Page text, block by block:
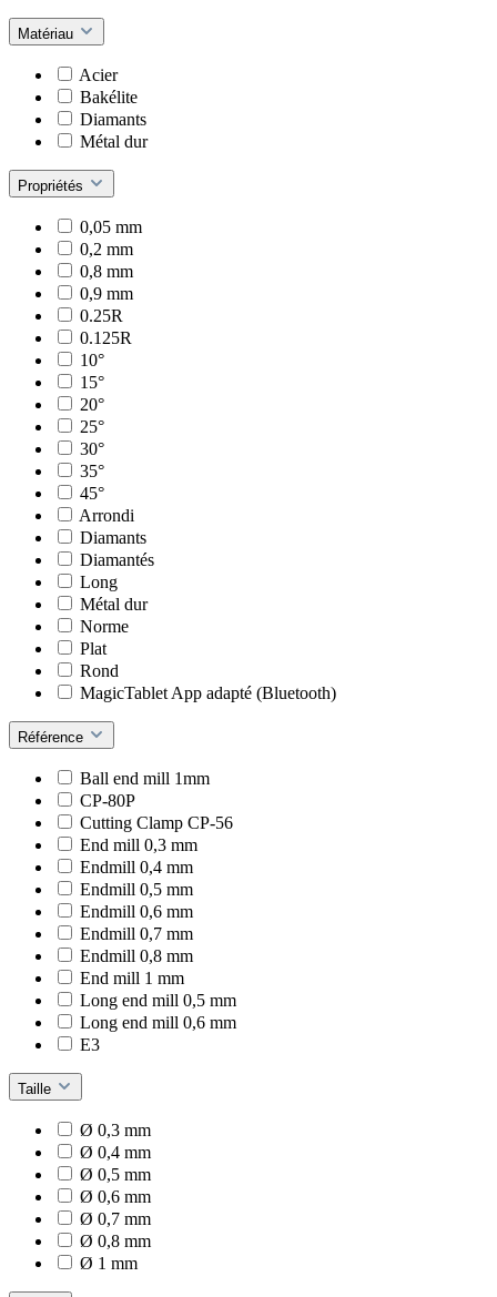
Matériau
Acier
Bakélite
Diamants
Métal dur
Propriétés
0,05 mm
0,2 mm
0,8 mm
0,9 mm
0.25R
0.125R
10°
15°
20°
25°
30°
35°
45°
Arrondi
Diamants
Diamantés
Long
Métal dur
Norme
Plat
Rond
MagicTablet App adapté (Bluetooth)
Référence
Ball end mill 1mm
CP-80P
Cutting Clamp CP-56
End mill 0,3 mm
Endmill 0,4 mm
Endmill 0,5 mm
Endmill 0,6 mm
Endmill 0,7 mm
Endmill 0,8 mm
End mill 1 mm
Long end mill 0,5 mm
Long end mill 0,6 mm
E3
Taille
Ø 0,3 mm
Ø 0,4 mm
Ø 0,5 mm
Ø 0,6 mm
Ø 0,7 mm
Ø 0,8 mm
Ø 1 mm